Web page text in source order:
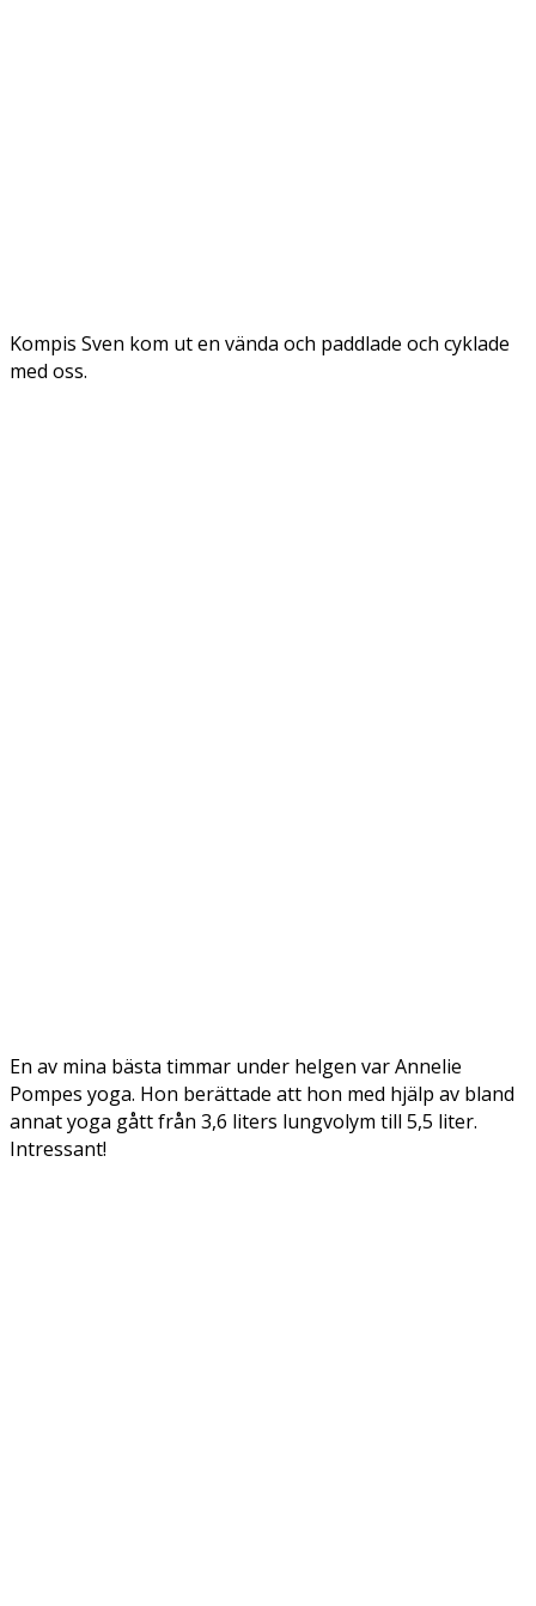
Kompis Sven kom ut en vända och paddlade och cyklade
med oss.
En av mina bästa timmar under helgen var Annelie
Pompes yoga. Hon berättade att hon med hjälp av bland
annat yoga gått från 3,6 liters lungvolym till 5,5 liter.
Intressant!